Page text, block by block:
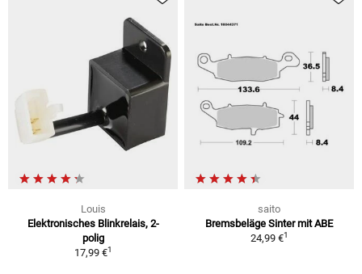
Louis
Elektronisches Blinkrelais, 2-
polig
17,99 €1
saito
Bremsbeläge Sinter mit ABE
24,99 €1